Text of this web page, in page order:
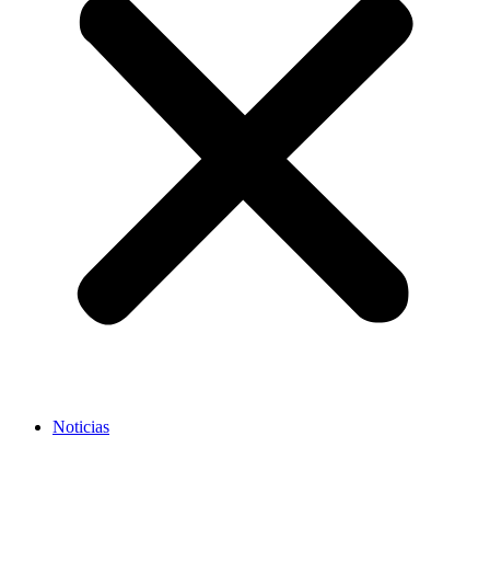
Noticias